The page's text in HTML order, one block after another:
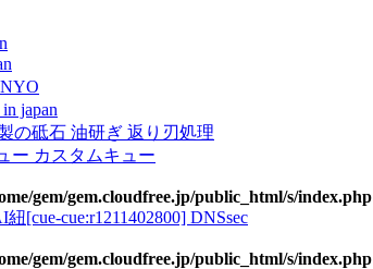
japan
の砥石 油研ぎ 返り刃処理
ー カスタムキュー
gem/gem.cloudfree.jp/public_html/s/index.php
[cue-cue:r1211402800] DNSsec
gem/gem.cloudfree.jp/public_html/s/index.php